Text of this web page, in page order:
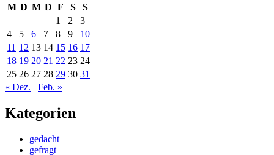
M D M D F S
S
1
2
3
4
5 6 7 8 9
10
11 12 13 14 15 16 17
18 19 20 21 22 23 24
25 26 27 28 29 30 31
« Dez.
Feb. »
Kategorien
gedacht
gefragt